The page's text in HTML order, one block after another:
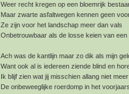
Weer recht kregen op een bloemrijk
Maar zwarte asfaltwegen kennen geen
Ze zijn voor het landschap meer dan vals
Onbetrouwbaar als de losse keien van een
Ach was de kantlijn maar zo dik als mijn
Want ook al is iedereen ziende blind en
Ik blijf zien wat jij misschien allang niet
De onbeweeglijke roerdomp in het